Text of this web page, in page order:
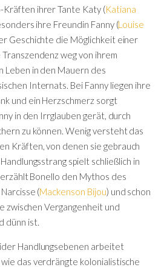
Kräften ihrer Tante Katy (Katiana
ihre Freundin Fanny (Louise
Geschichte die Möglichkeit einer
weg von ihrem
Leben in den Mauern des
Internats. Bei Fanny liegen ihre
und ein Herzschmerz sorgt
in den Irrglauben gerät, durch
zu können. Wenig versteht das
Kräften, von denen sie gebrauch
spielt schließlich in
Bonello den Mythos des
(Mackenson Bijou) und schon
zwischen Vergangenheit und
dünn ist.
Handlungsebenen arbeitet
wie das verdrängte kolonialistische